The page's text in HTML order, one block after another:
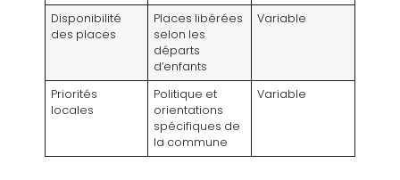
Disponibilité
des places
Places libérées
selon les
départs
d’enfants
Variable
Priorités
locales
Politique et
orientations
spécifiques de
la commune
Variable